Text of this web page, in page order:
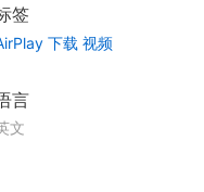
签
下载 视频
言
文